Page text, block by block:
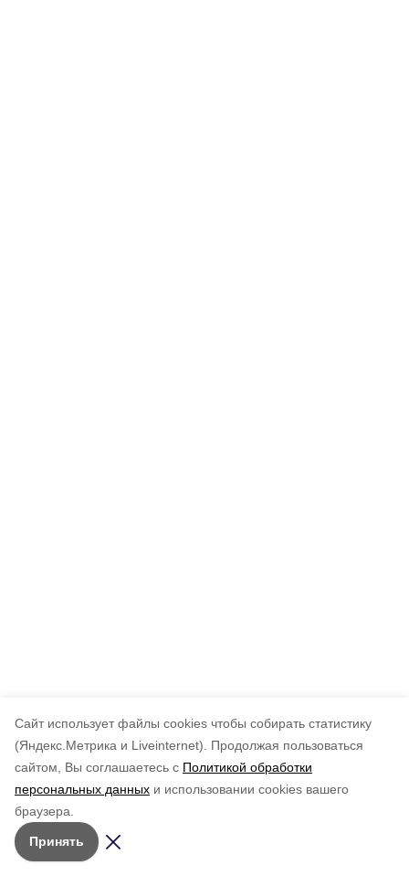
Cайт использует файлы cookies чтобы собирать статистику
(Яндекс.Метрика и Liveinternet).
Продолжая пользоваться
сайтом, Вы соглашаетесь с Политикой обработки
персональных данных и использовании cookies вашего
браузера.
Принять